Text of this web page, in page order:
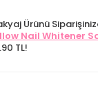
Ürünü
Nail Whitener
TL!